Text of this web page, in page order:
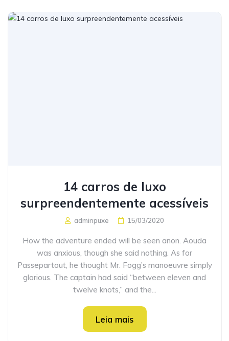
14 carros de luxo
surpreendentemente acessíveis
adminpuxe 15/03/2020
How the adventure ended will be seen anon. Aouda
was anxious, though she said nothing. As for
Passepartout, he thought Mr. Fogg’s manoeuvre simply
glorious. The captain had said “between eleven and
twelve knots,” and the...
Leia mais